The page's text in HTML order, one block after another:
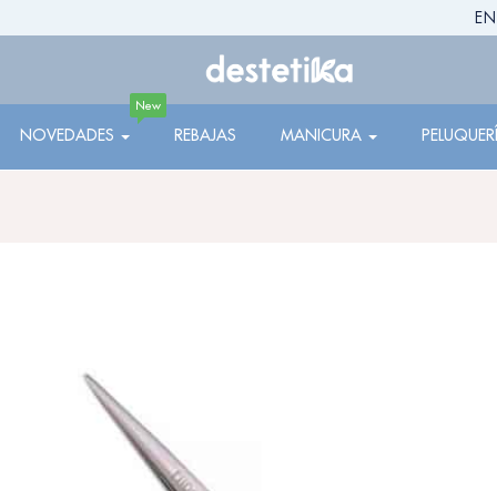
NOVEDADES
New
REBAJAS MANICURA